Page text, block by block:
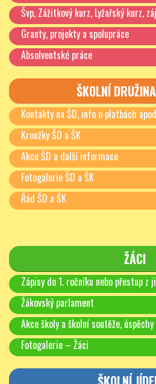
Švp, Zážitkový kurz, Lyžařský kurz,
Granty, projekty a spolupráce
Absolventské práce
ŠKOLNÍ
Kontakty na ŠD, info o platbách
Kroužky ŠD a ŠK
Akce ŠD a další informace
Fotogalerie ŠD a ŠK
Řád ŠD a ŠK
ŽÁCI
Zápisy do 1. ročníku nebo přestup z
Žákovský parlament
Akce školy a školní soutěže, úspěchy
Fotogalerie – Žáci